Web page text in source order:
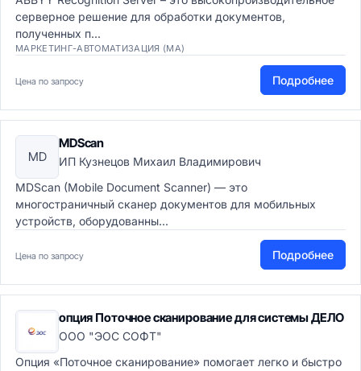
серверное решение для обработки документов,
полученных п...
МАРКЕТИНГ-АВТОМАТИЗАЦИЯ (MA)
Цена по запросу Подробнее
MD
MDScan
ИП Кузнецов Михаил Владимирович
MDScan (Mobile Document Scanner) — это
многостраничный сканер документов для мобильных
устройств, оборудованны...
Цена по запросу Подробнее
опция Поточное сканирование для системы ДЕЛО
ООО "ЭОС СОФТ"
Опция «Поточное сканирование» помогает легко и быстро